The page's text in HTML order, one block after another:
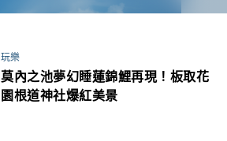
玩樂
莫內之池夢幻睡蓮錦鯉再現！板取花
園根道神社爆紅美景